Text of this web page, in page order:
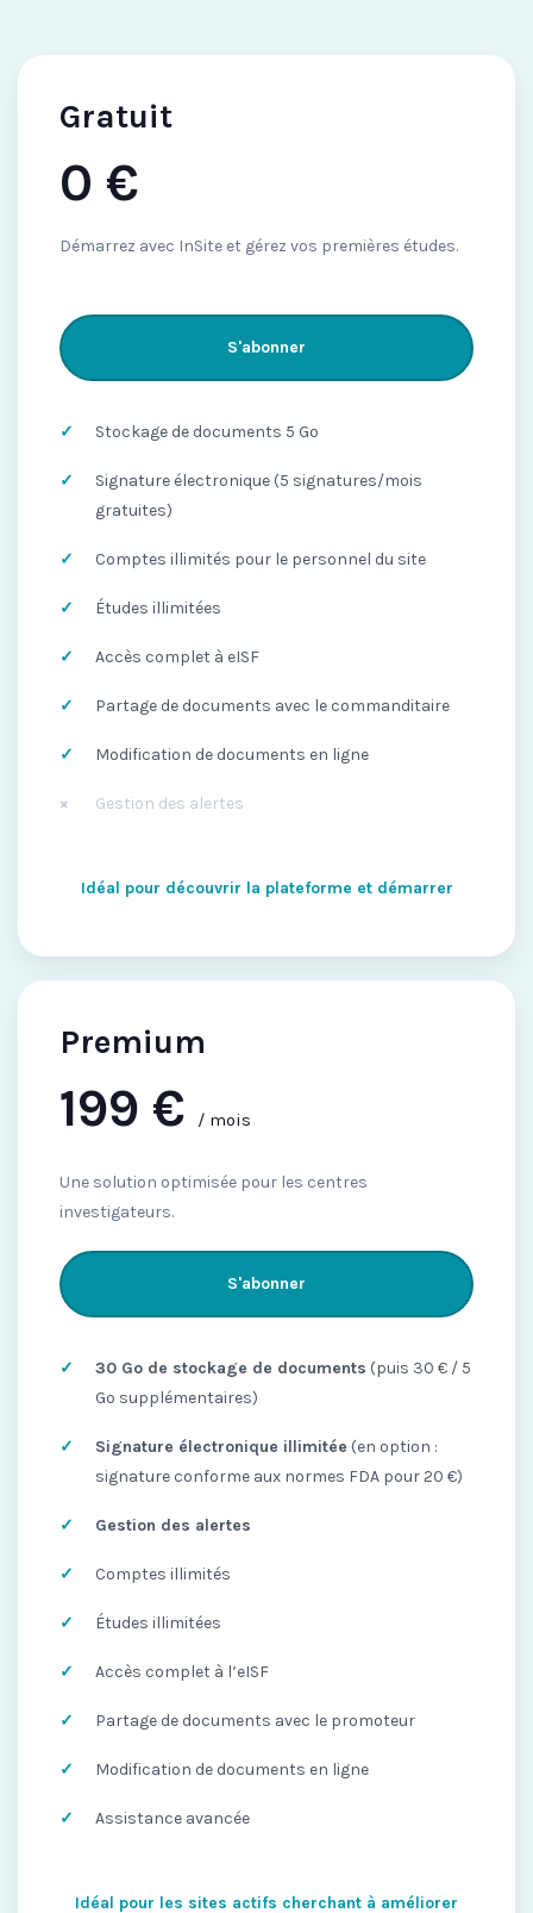
Gratuit
0 €
Démarrez avec InSite et gérez vos premières études.
S'abonner
Stockage de documents 5 Go
Signature électronique (5 signatures/mois
gratuites)
Comptes illimités pour le personnel du site
Études illimitées
Accès complet à eISF
Partage de documents avec le commanditaire
Modification de documents en ligne
Gestion des alertes
Idéal pour découvrir la plateforme et démarrer
Premium
199 € / mois
Une solution optimisée pour les centres
investigateurs.
S'abonner
30 Go de stockage de documents (puis 30 € / 5
Go supplémentaires)
Signature électronique illimitée (en option :
signature conforme aux normes FDA pour 20 €)
Gestion des alertes
Comptes illimités
Études illimitées
Accès complet à l’eISF
Partage de documents avec le promoteur
Modification de documents en ligne
Assistance avancée
Idéal pour les sites actifs cherchant à améliorer